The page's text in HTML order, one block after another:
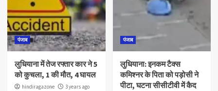
पंजाब
लुधियाना में तेज रफ्तार कार ने 5
को कुचला, 1 की मौत, 4 घायल
hindiragazone
3 years ago
पंजाब
लुधियाना: इनकम टैक्स
कमिश्नर के पिता को पड़ोसी ने
पीटा, घटना सीसीटीवी में कैद